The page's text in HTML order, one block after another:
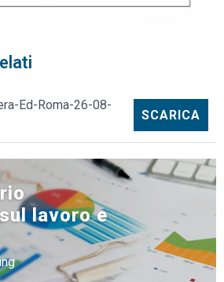
Ed-Roma-26-08-
SCARICA
lavoro e